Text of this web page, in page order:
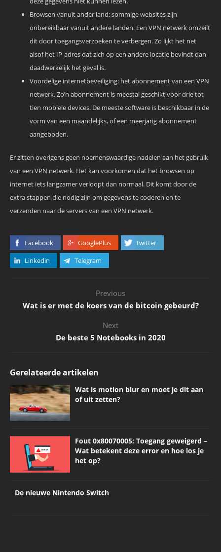
Browsen vanuit ander land: sommige websites zijn
onbereikbaar vanuit andere landen. Een VPN netwerk omzeilt
dit door toegangsverzoeken te verbergen. Zo lijkt het net
alsof het IP-adres dat zich op een andere locatie bevindt dan
daadwerkelijk het geval is.
Voordelige internetbeveiliging: het abonnement van een VPN
netwerk. Zo’n abonnement is meestal geschikt voor drie tot
tien mobiele devices. De meeste software is beschikbaar in de
vorm van een maandelijks, of een meerjarig abonnement
aangeboden.
Er zitten overigens geen noemenswaardige nadelen aan het gebruik
van een VPN netwerk. Het kan voorkomen dat het browsen op
internet iets langzamer verloopt dan normaal. Dit komt door de
extra stappen die nodig zijn om gegevens te coderen en te
verzenden naar de servers van een VPN netwerk.
Facebook GooglePlus
Twitter
Linkedin
Telegram
Previous
Wat is er met de koers van de bitcoin gebeurd?
Next
De beste 5 Notebooks in 2020
Gerelateerde artikelen
Wat is motion blur en moet je dit aan
of uit zetten?
Fout 0x80070005: Toegang geweigerd –
Wat betekent deze error en hoe los je
het op?
De nieuwe Nintendo Switch